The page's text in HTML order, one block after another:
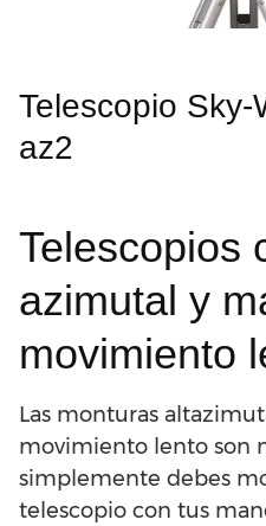
Telescopio
az2
Telescopios
azimutal y
movimiento
Las monturas
movimiento lento son
simplemente debes
telescopio con tus